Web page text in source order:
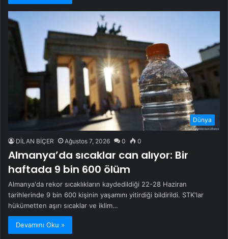
Dünya
DİLAN BİÇER Ağustos 7, 2026 0 0
Almanya’da sıcaklar can alıyor: Bir
haftada 9 bin 600 ölüm
Almanya'da rekor sıcaklıkların kaydedildiği 22-28 Haziran
tarihlerinde 9 bin 600 kişinin yaşamını yitirdiği bildirildi. STK'lar
hükümetten aşırı sıcaklar ve iklim…
Devamını Oku »